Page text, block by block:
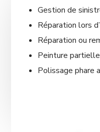
Gestion de
Réparation lors
Réparation ou
Peinture
Polissage phare